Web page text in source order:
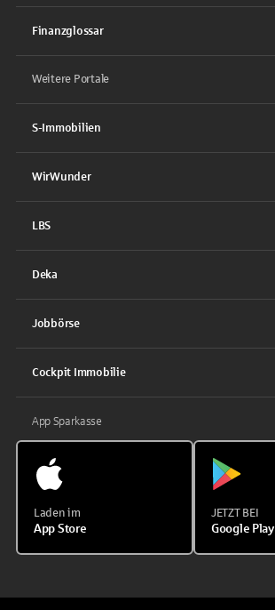
Finanzglossar
Weitere Portale
S-Immobilien
WirWunder
LBS
Deka
Jobbörse
Cockpit Immobilie
App Sparkasse
Laden im
App Store
JETZT BEI
Google Play